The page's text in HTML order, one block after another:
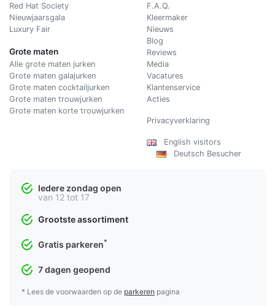
Red Hat Society
Nieuwjaarsgala
Luxury Fair
Grote maten
Alle grote maten jurken
Grote maten galajurken
Grote maten cocktailjurken
Grote maten trouwjurken
Grote maten korte trouwjurken
F.A.Q.
Kleermaker
Nieuws
Blog
Reviews
Media
Vacatures
Klantenservice
Acties
Privacyverklaring
English visitors
Deutsch Besucher
Iedere zondag open
van 12 tot 17
Grootste assortiment
Gratis parkeren*
7 dagen geopend
* Lees de voorwaarden op de parkeren pagina